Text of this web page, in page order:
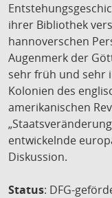
ihrer Bibliothek
hannoverschen
Augenmerk der
sehr früh und sehr
Kolonien des
amerikanischen
entwickelnde
Diskussion.
Status: DFG-